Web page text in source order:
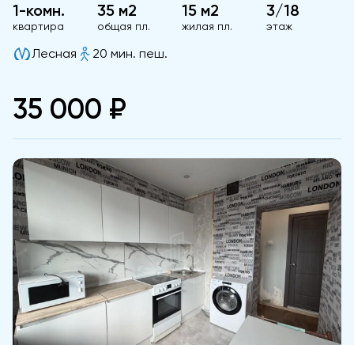
1-комн.
квартира
35 м2
общая пл.
15 м2
жилая пл.
3/18
этаж
Лесная 20 мин. пеш.
35 000 ₽